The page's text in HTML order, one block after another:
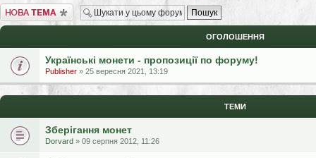
Створити нову тему
ОГОЛОШЕННЯ
Українські монети - пропозиції по форуму!
Publisher » 25 вересня 2021, 13:19
ТЕМИ
Зберігання монет
Dorvard » 09 серпня 2012, 11:26